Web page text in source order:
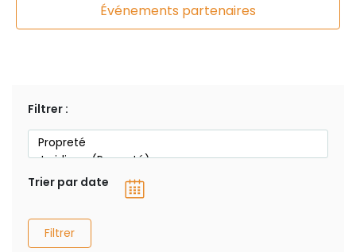
Événements partenaires
Filtrer :
Trier par date
Filtrer